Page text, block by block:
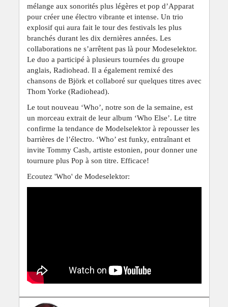
mélange aux sonorités plus légères et pop d’Apparat
pour créer une électro vibrante et intense. Un trio
explosif qui aura fait le tour des festivals les plus
branchés durant les dix dernières années. Les
collaborations ne s’arrêtent pas là pour Modeselektor.
Le duo a participé à plusieurs tournées du groupe
anglais, Radiohead. Il a également remixé des
chansons de Björk et collaboré sur quelques titres avec
Thom Yorke (Radiohead).
Le tout nouveau ‘Who’, notre son de la semaine, est
un morceau extrait de leur album ‘Who Else’. Le titre
confirme la tendance de Modelselektor à repousser les
barrières de l’électro. ‘Who’ est funky, entraînant et
invite Tommy Cash, artiste estonien, pour donner une
tournure plus Pop à son titre. Efficace!
Ecoutez 'Who' de Modeselektor: